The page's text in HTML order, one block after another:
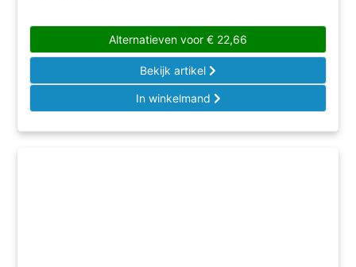
Alternatieven voor € 22,66
Bekijk artikel
In winkelmand